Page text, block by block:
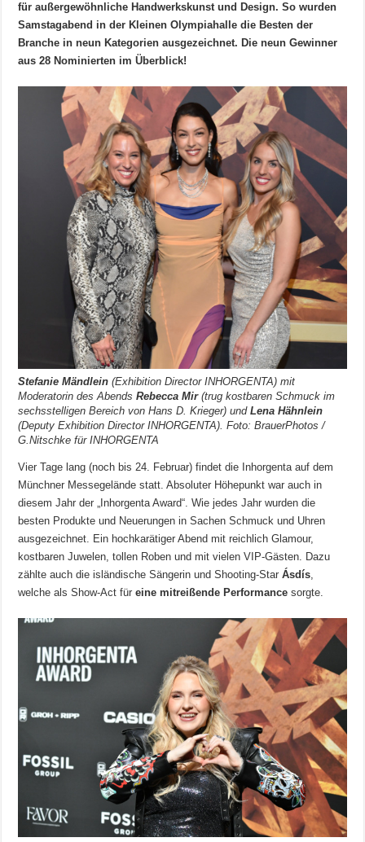
für außergewöhnliche Handwerkskunst und Design. So wurden
Samstagabend in der Kleinen Olympiahalle die Besten der
Branche in neun Kategorien ausgezeichnet. Die neun Gewinner
aus 28 Nominierten im Überblick!
Stefanie Mändlein (Exhibition Director INHORGENTA) mit
Moderatorin des AbendsRebecca Mir(trug kostbaren Schmuck im
sechsstelligen Bereich von Hans D. Krieger) undLena Hähnlein
(Deputy Exhibition Director INHORGENTA). Foto: BrauerPhotos /
G.Nitschke für INHORGENTA
Vier Tage lang (noch bis 24. Februar) findet die Inhorgenta auf dem
Münchner Messegelände statt. Absoluter Höhepunkt war auch in
diesem Jahr der „Inhorgenta Award“. Wie jedes Jahr wurden die
besten Produkte und Neuerungen in Sachen Schmuck und Uhren
ausgezeichnet. Ein hochkarätiger Abend mit reichlich Glamour,
kostbaren Juwelen, tollen Roben und mit vielen VIP-Gästen. Dazu
zählte auch die isländische Sängerin und Shooting-StarÁsdís
welche als Show-Act füreine mitreißende Performance sorgte.